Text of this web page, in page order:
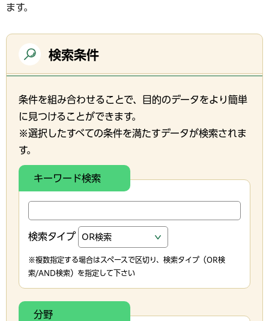
ます。
検索条件
条件を組み合わせることで、目的のデータをより簡単
に見つけることができます。
※選択したすべての条件を満たすデータが検索されま
す。
キーワード検索
検索タイプ
※複数指定する場合はスペースで区切り、検索タイプ（OR検
索/AND検索）を指定して下さい
分野